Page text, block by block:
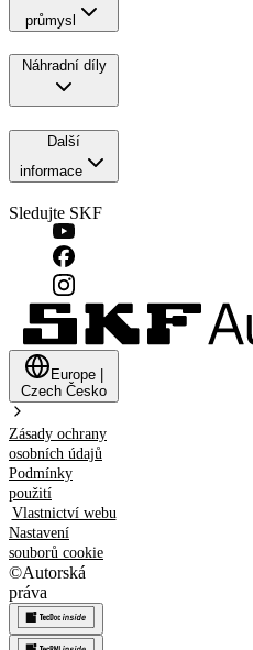
průmysl
Náhradní díly
Další
informace
Sledujte SKF
Europe
Czech Česko
Zásady ochrany
osobních údajů
Podmínky
použití
Vlastnictví webu
Nastavení
souborů cookie
©Autorská
práva